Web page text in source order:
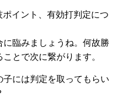
イント、有効打判定につ
臨みましょうね。何故勝
とで次に繋がります。
には判定を取ってもらい